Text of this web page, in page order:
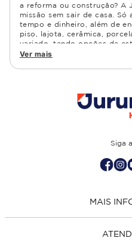
a reforma ou construção? A
missão sem sair de casa.
tempo e dinheiro, além de
piso, lajota, cerâmica,
variado, tendo opções de
granito, cimento,
cozinha, quarto, sala de
Ver mais
Siga
MAIS